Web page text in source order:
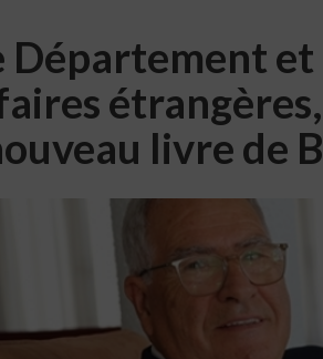
Département
livre de